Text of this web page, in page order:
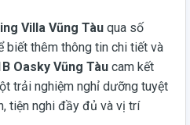
Villa Vũng Tàu qua số
thêm thông tin chi tiết và
Oasky Vũng Tàu cam kết
trải nghiệm nghỉ dưỡng tuyệt
tiện nghi đầy đủ và vị trí